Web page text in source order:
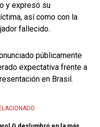
y expresó su
así como con la
fallecido.
públicamente
expectativa frente a
en Brasil.